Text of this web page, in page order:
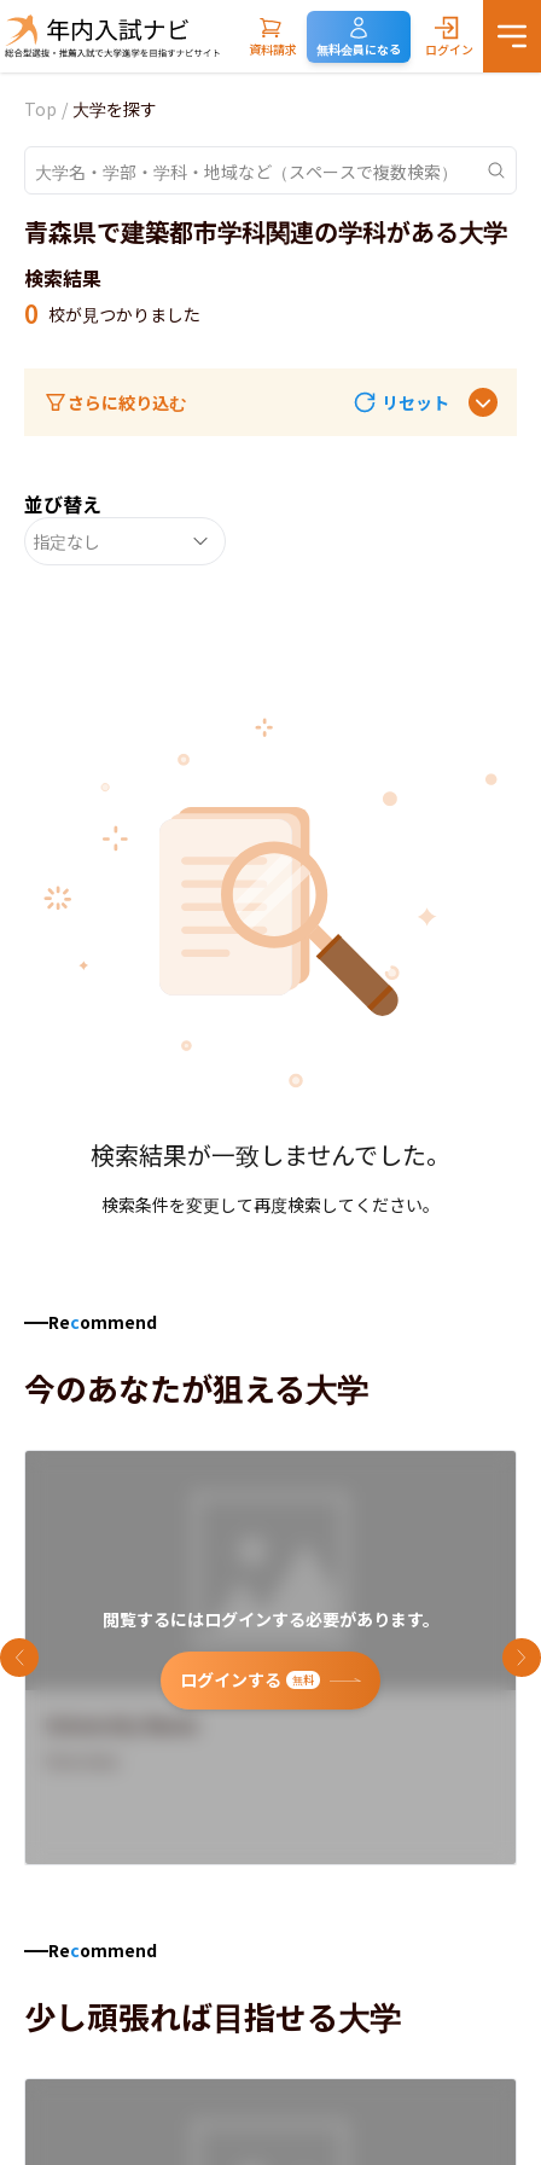
資料請求 無料会員になる ログイン
Top / 大学を探す
青森県で建築都市学科関連の学科がある大学
検索結果
0 校が見つかりました
さらに絞り込む リセット
並び替え
指定なし
検索結果が一致しませんでした。
検索条件を変更して再度検索してください。
Recommend
今のあなたが狙える大学
閲覧するにはログインする必要があります。
ログインする 無料
前のスライド 次
Recommend
少し頑張れば目指せる大学